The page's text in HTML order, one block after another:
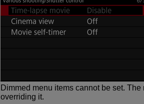
Dimmed menu items cannot be set.
overriding it.